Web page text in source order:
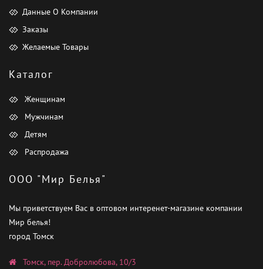
Данные О Компании
Заказы
Желаемые Товары
Каталог
Женщинам
Мужчинам
Детям
Распродажа
ООО "Мир Белья"
Мы приветствуем Вас в оптовом интеренет-магазине компании
Мир белья!
город Томск
Томск, пер. Добролюбова, 10/3